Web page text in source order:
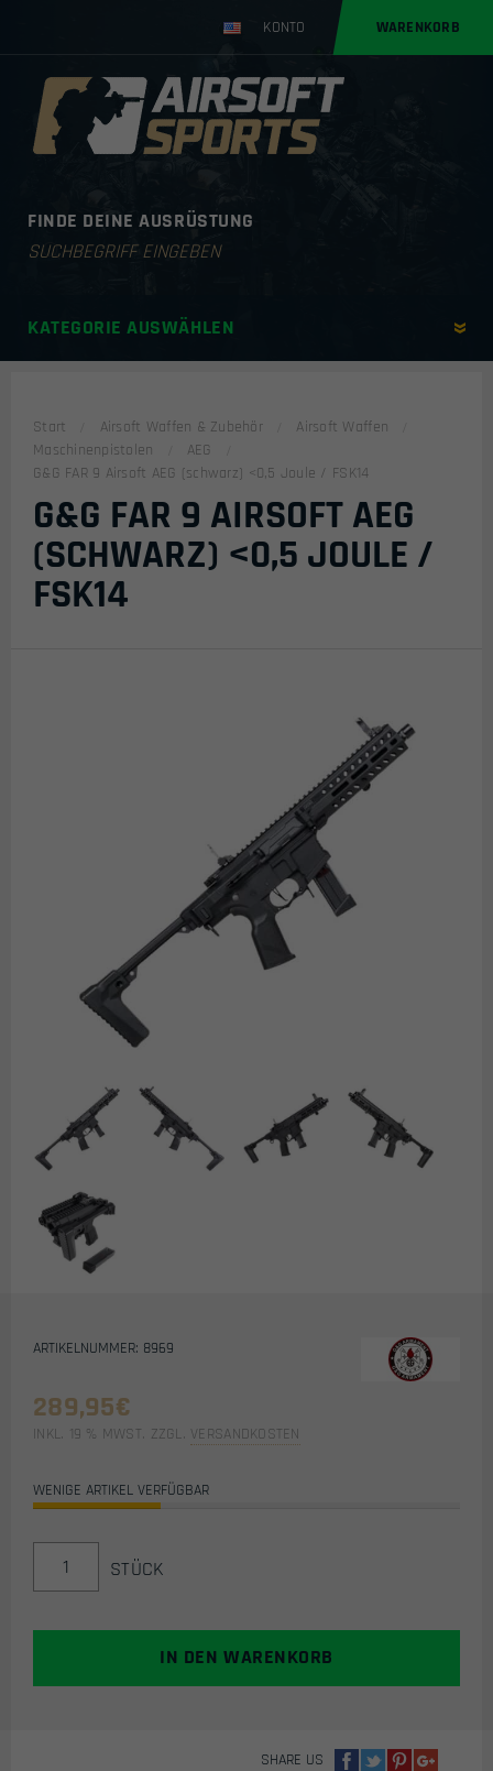
KONTO WARENKORB
FINDE DEINE AUSRÜSTUNG
Products
KATEGORIE AUSWÄHLEN
Start Airsoft Waffen & Zubehör
Airsoft Waffen
Maschinenpistolen
AEG
G&G FAR 9 Airsoft AEG (schwarz) <0,5 Joule / FSK14
G&G FAR 9 AIRSOFT AEG
(SCHWARZ) <0,5 JOULE /
FSK14
ARTIKELNUMMER: 8969
289,95€
INKL. 19 % MWST. ZZGL. VERSANDKOSTEN
WENIGE ARTIKEL VERFÜGBAR
9
<0,5
STÜCK
IN DEN WARENKORB
SHARE US